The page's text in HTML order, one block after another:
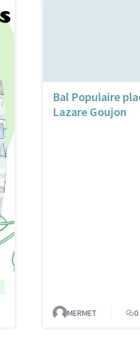
Bal Populaire
Lazare Goujon
MERMET 0